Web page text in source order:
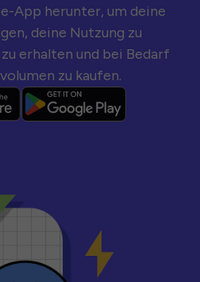
App herunter, um deine
deine Nutzung zu
erhalten und bei Bedarf
zu kaufen.